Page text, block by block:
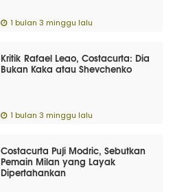
1 bulan 3 minggu lalu
Kritik Rafael Leao, Costacurta: Dia
Bukan Kaka atau Shevchenko
1 bulan 3 minggu lalu
Costacurta Puji Modric, Sebutkan
Pemain Milan yang Layak
Dipertahankan